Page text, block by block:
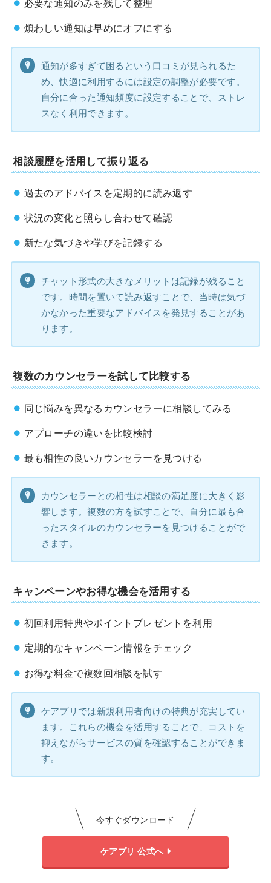
煩わしい通知は早めにオフにする
通知が多すぎて困るという口コミが見られるた
め、快適に利用するには設定の調整が必要です。
自分に合った通知頻度に設定することで、ストレ
スなく利用できます。
相談履歴を活用して振り返る
過去のアドバイスを定期的に読み返す
状況の変化と照らし合わせて確認
新たな気づきや学びを記録する
チャット形式の大きなメリットは記録が残ること
です。時間を置いて読み返すことで、当時は気づ
かなかった重要なアドバイスを発見することがあ
ります。
複数のカウンセラーを試して比較する
同じ悩みを異なるカウンセラーに相談してみる
アプローチの違いを比較検討
最も相性の良いカウンセラーを見つける
カウンセラーとの相性は相談の満足度に大きく影
響します。複数の方を試すことで、自分に最も合
ったスタイルのカウンセラーを見つけることがで
きます。
キャンペーンやお得な機会を活用する
初回利用特典やポイントプレゼントを利用
定期的なキャンペーン情報をチェック
お得な料金で複数回相談を試す
ケアプリでは新規利用者向けの特典が充実してい
ます。これらの機会を活用することで、コストを
抑えながらサービスの質を確認することができま
す。
今すぐダウンロード
ケアプリ 公式へ